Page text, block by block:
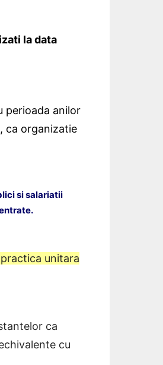
la data
perioada anilor
ca organizatie
si salariatii
unitara
ca
cu